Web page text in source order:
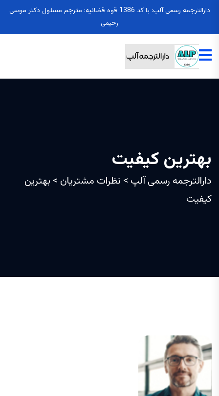
دارالترجمه رسمی آلپ: با کد 1386 قوه قضائیه: مترجم مسئول دکتر موسی
رحیمی
بهترین کیفیت
دارالترجمه رسمی آلپ > نظرات مشتریان > بهترین
کیفیت